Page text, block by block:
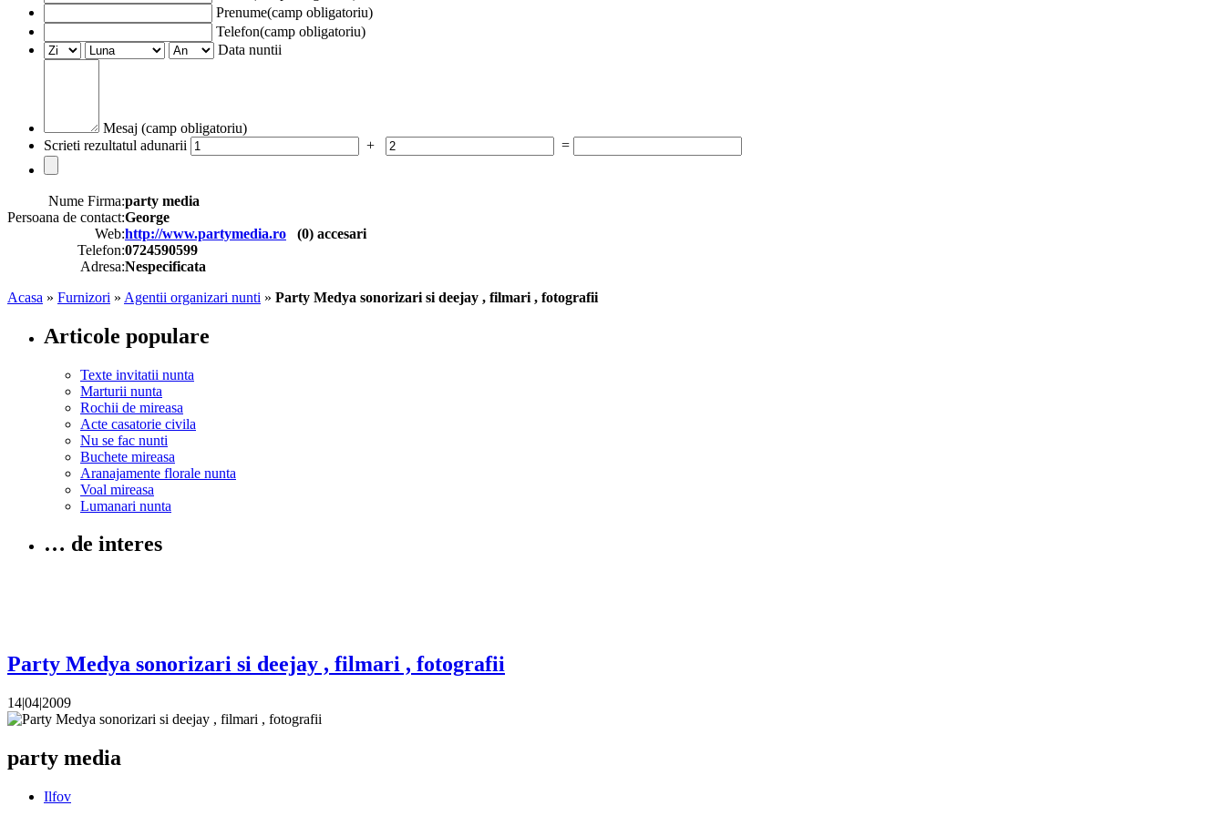
Prenume(camp obligatoriu)
Telefon(camp obligatoriu)
Data nuntii
Mesaj (camp obligatoriu)
Scrieti rezultatul adunarii
+ =
Nume Firma:party media
Persoana de contact:George
Web:http://www.partymedia.ro (0) accesari
Telefon:0724590599
Adresa:Nespecificata
Acasa » Furnizori » Agentii organizari nunti » Party Medya sonorizari si deejay , filmari , fotografii
Articole populare
Texte invitatii nunta
Marturii nunta
Rochii de mireasa
Acte casatorie civila
Nu se fac nunti
Buchete mireasa
Aranajamente florale nunta
Voal mireasa
Lumanari nunta
… de interes
Party Medya sonorizari si deejay , filmari , fotografii
14|04|2009
party media
Ilfov